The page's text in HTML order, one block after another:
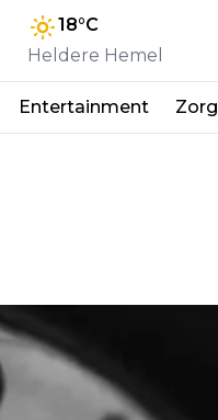
18°C
Heldere Hemel
Entertainment Zorg